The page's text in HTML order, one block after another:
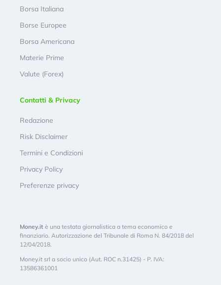
Borsa Italiana
Borse Europee
Borsa Americana
Materie Prime
Valute (Forex)
Contatti & Privacy
Redazione
Risk Disclaimer
Termini e Condizioni
Privacy Policy
Preferenze privacy
Money.it è una testata giornalistica a tema economico e
finanziario. Autorizzazione del Tribunale di Roma N. 84/2018 del
12/04/2018.
Money.it srl a socio unico (Aut. ROC n.31425) - P. IVA:
13586361001